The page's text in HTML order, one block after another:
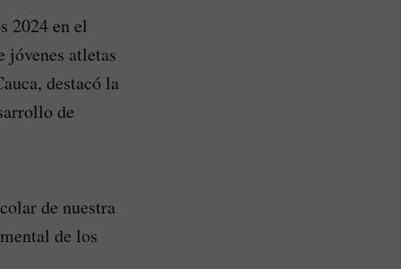
2024 en el
jóvenes atletas
destacó la
de
de nuestra
de los